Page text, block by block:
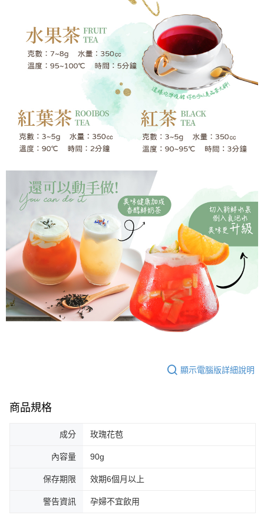
顯示電腦版詳細說明
商品規格
成分 玫瑰花苞
內容量 90g
保存期限 效期6個月以上
警告資訊 孕婦不宜飲用